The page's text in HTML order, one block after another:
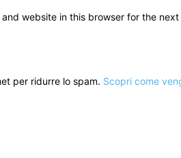
and website in this browser for the
per ridurre lo spam. Scopri come